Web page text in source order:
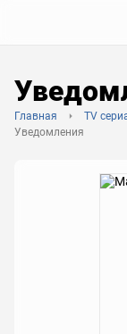
Главная TV
Уведомления